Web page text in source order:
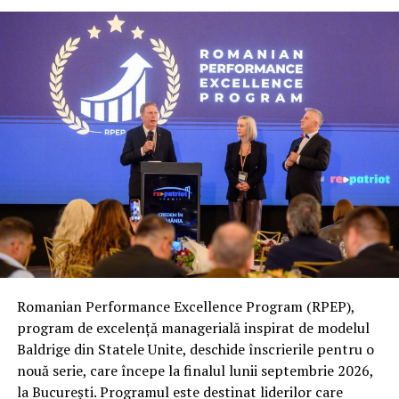
Pentru a vă ghida în călătoriile dumneavoastră,
navigația auto este esențială. NAVITEL E707
este un navigator modern cu ecran tactil
capacitiv de 7 inch, oferindu-vă informații detaliate
despre traseul dumneavoastră și alegerea celor mai
rapide rute. Cu ajutorul acestei navigații, puteți evita
ambuteiajele și puteți ajunge la destinație în siguranță și
Romanian Performance Excellence Program (RPEP),
program de excelență managerială inspirat de modelul
Baldrige din Statele Unite, deschide înscrierile pentru o
nouă serie, care începe la finalul lunii septembrie 2026,
la București. Programul este destinat liderilor care